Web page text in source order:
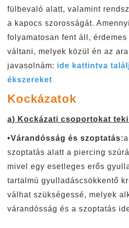
fülbevaló alatt, valamint
a kapocs szorosságát.
folyamatosan fent áll,
váltani, melyek közül én az
javasolnám: ide kattintva
ékszereket
Kockázatok
a) Kockázati csoportokat
•Várandósság és szoptatás:
szoptatás alatt a piercing
mivel egy esetleges erős
tartalmú gyulladáscsökkentő
válhat szükségessé, melyek
várandósság és a szoptatás